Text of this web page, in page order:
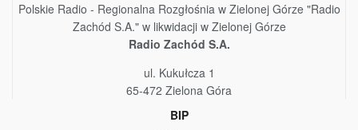
Polskie Radio - Regionalna Rozgłośnia w Zielonej Górze "Radio
Zachód S.A." w likwidacji w Zielonej Górze
Radio Zachód S.A.
ul. Kukułcza 1
65-472 Zielona Góra
BIP